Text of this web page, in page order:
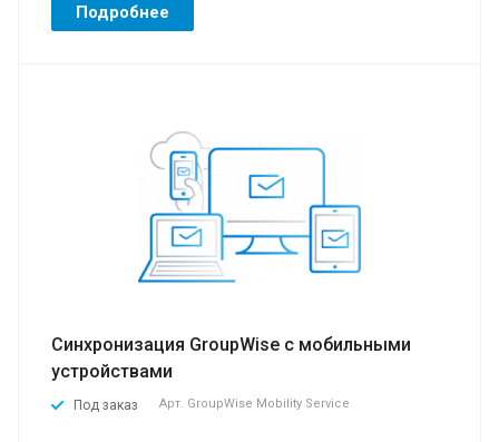
Подробнее
Синхронизация GroupWise с мобильными
устройствами
Под заказ Арт. GroupWise Mobility Service